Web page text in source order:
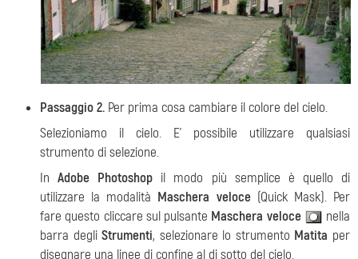
Passaggio 2. Per prima cosa cambiare il colore del cielo.
Selezioniamo il cielo. E' possibile utilizzare qualsiasi
strumento di selezione.
InAdobe Photoshop il modo più semplice è quello di
utilizzare la modalità Maschera veloce(Quick Mask). Per
fare questo cliccare sul pulsante Maschera veloce
nella
barra degliStrumenti, selezionare lo strumento Matita per
disegnare una linee di confine al di sotto del cielo.